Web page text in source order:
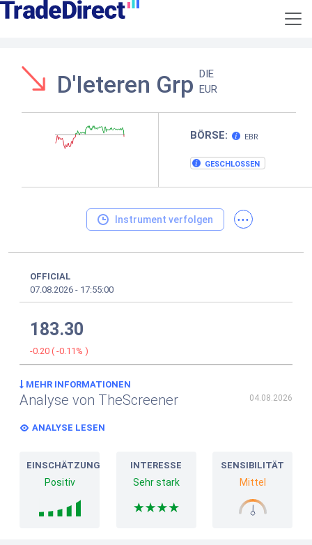
D'Ieteren Grp DIE
EUR
BÖRSE: EBR
GESCHLOSSEN
Instrument verfolgen ...
OFFICIAL
07.08.2026 - 17:55:00
183.30
-0.20 ( -0.11% )
MEHR INFORMATIONEN
Analyse von TheScreener 04.08.2026
ANALYSE LESEN
EINSCHÄTZUNG
Positiv
INTERESSE
Sehr stark
SENSIBILITÄT
Mittel